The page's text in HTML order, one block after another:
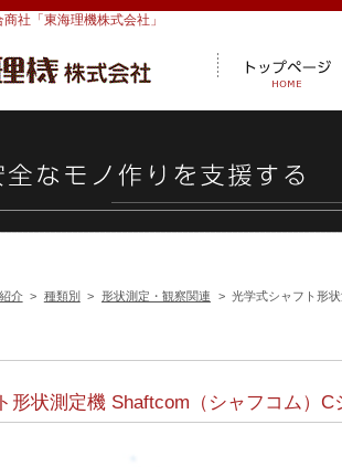
社「東海理機株式会社」
介 > 種類別 > 形状測定・観察関連 > 光学式シャフト形
形状測定機 Shaftcom（シャフコム）C